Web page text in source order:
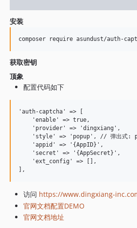
安装
获取密钥
顶象
配置代码如下
'auth-captcha' => [
    'enable' => true,
    'provider' => 'dingxiang',
'style' => 'popup', // 弹出式:
    'appid' => '{AppID}',
    'secret' => '{AppSecret}',
    'ext_config' => [],
访问 https://www.dingxiang-
官网文档配置DEMO
官网文档地址